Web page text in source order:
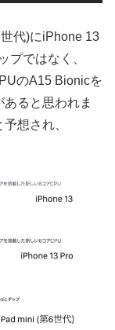
代)にiPhone 13
プではなく、
のA15 Bionicを
ると思われま
想され、